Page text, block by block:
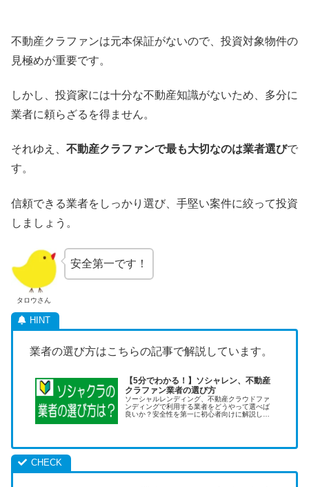
不動産クラファンは元本保証がないので、投資対象物件の
見極めが重要です。
しかし、投資家には十分な不動産知識がないため、多分に
業者に頼らざるを得ません。
それゆえ、 不動産クラファンで最も大切なのは業者選びで
す。
信頼できる業者をしっかり選び、手堅い案件に絞って投資
しましょう。
タロウさん
安全第一です！
業者の選び方はこちらの記事で解説しています。
【5分でわかる！】ソシャレン、不動産
クラファン業者の選び方
ソーシャルレンディング、不動産クラウドファ
ンディングで利用する業者をどうやって選べば
良いか？安全性を第一に初心者向けに解説しま